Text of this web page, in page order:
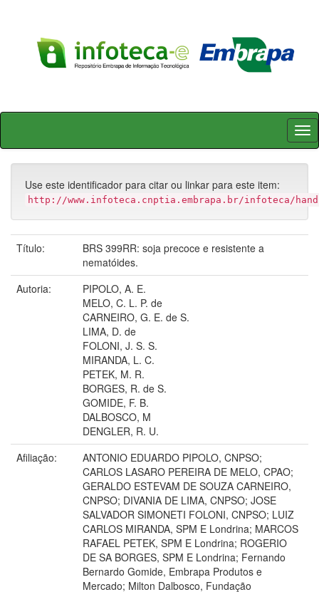
Skip
Use este identificador para citar ou linkar para este item:
http://www.infoteca.cnptia.embrapa.br/infoteca/
Título:
BRS 399RR: soja precoce e resistente a
nematóides.
Autoria:
PIPOLO, A. E.
MELO, C. L. P. de
CARNEIRO, G. E. de S.
LIMA, D. de
FOLONI, J. S. S.
MIRANDA, L. C.
PETEK, M. R.
BORGES, R. de S.
GOMIDE, F. B.
DALBOSCO, M
DENGLER, R. U.
Afiliação:
ANTONIO EDUARDO PIPOLO, CNPSO;
CARLOS LASARO PEREIRA DE MELO, CPAO;
GERALDO ESTEVAM DE SOUZA CARNEIRO,
CNPSO; DIVANIA DE LIMA, CNPSO; JOSE
SALVADOR SIMONETI FOLONI, CNPSO; LUIZ
CARLOS MIRANDA, SPM E Londrina; MARCOS
RAFAEL PETEK, SPM E Londrina; ROGERIO
DE SA BORGES, SPM E Londrina; Fernando
Bernardo Gomide, Embrapa Produtos e
Mercado; Milton Dalbosco, Fundação